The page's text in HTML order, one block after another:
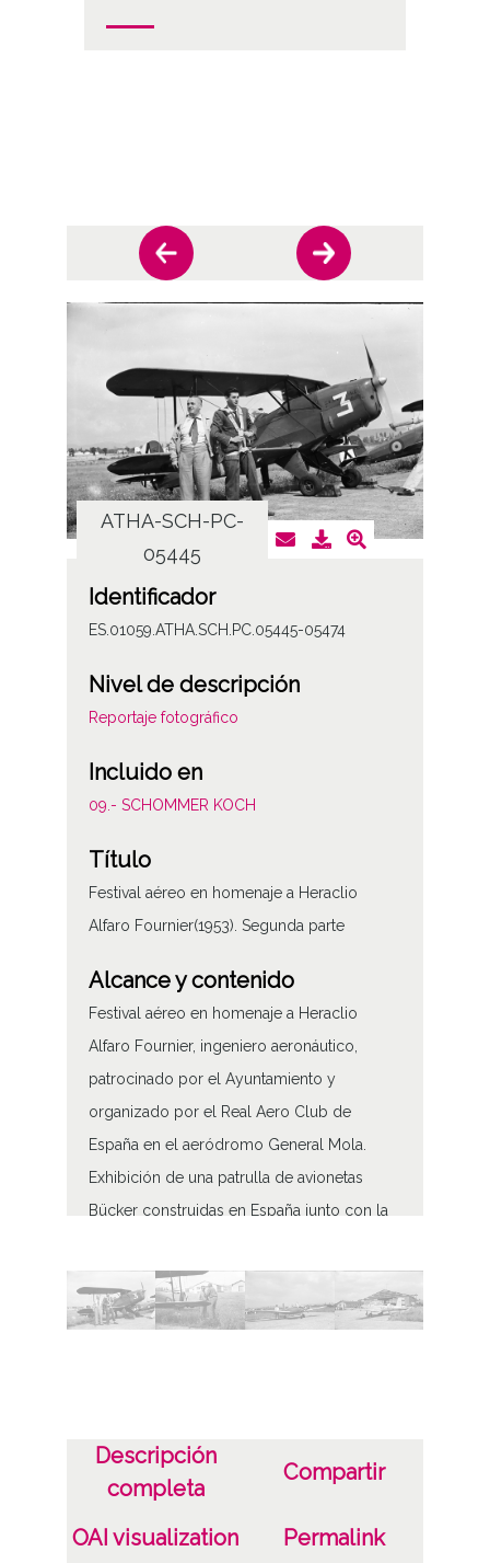
ATHA-SCH-PC-
05445
Identificador
ES.01059.ATHA.SCH.PC.05445-05474
Nivel de descripción
Reportaje fotográfico
Incluido en
09.- SCHOMMER KOCH
Título
Festival aéreo en homenaje a Heraclio
Alfaro Fournier(1953). Segunda parte
Alcance y contenido
Festival aéreo en homenaje a Heraclio
Alfaro Fournier, ingeniero aeronáutico,
patrocinado por el Ayuntamiento y
organizado por el Real Aero Club de
España en el aeródromo General Mola.
Exhibición de una patrulla de avionetas
Bücker construidas en España junto con la
capitán Vicente Aldecoa de Bilbao participó
en la modalidad de aeronáutica libre.
desde Madrid volando en avioneta
descubierta. Causó gran expectación la
presencia de una mujer aviadora, María
Descripción
completa
Compartir
OAI visualization Permalink